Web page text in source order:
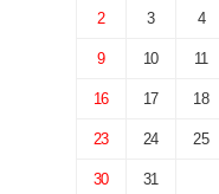
2 3 4
9 10 11
16 17 18
23 24 25
30 31